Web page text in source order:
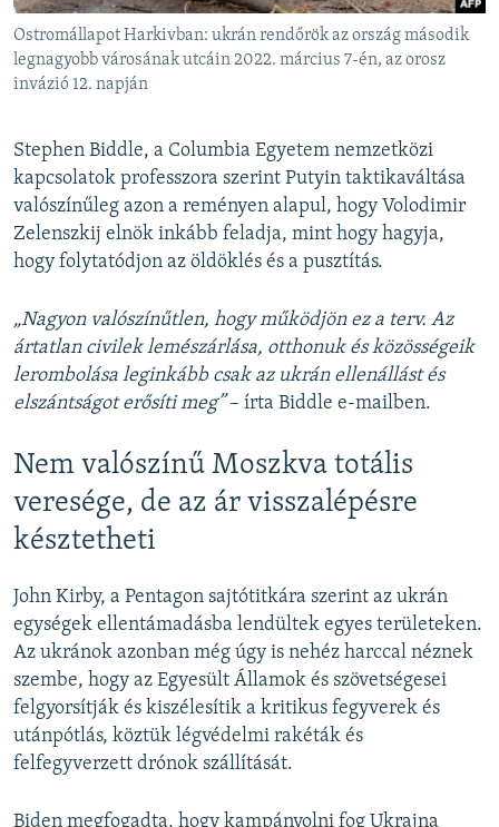
Ostromállapot Harkivban: ukrán rendőrök az ország második
legnagyobb városának utcáin 2022. március 7-én, az orosz
invázió 12. napján
Stephen Biddle, a Columbia Egyetem nemzetközi
kapcsolatok professzora szerint Putyin taktikaváltása
valószínűleg azon a reményen alapul, hogy Volodimir
Zelenszkij elnök inkább feladja, mint hogy hagyja,
hogy folytatódjon az öldöklés és a pusztítás.
„Nagyon valószínűtlen, hogy működjön ez a terv. Az
ártatlan civilek lemészárlása, otthonuk és közösségeik
lerombolása leginkább csak az ukrán ellenállást és
elszántságot erősíti meg”– írta Biddle e-mailben.
Nem valószínű Moszkva totális
veresége, de az ár visszalépésre
késztetheti
John Kirby, a Pentagon sajtótitkára szerint az ukrán
egységek ellentámadásba lendültek egyes területeken.
Az ukránok azonban még úgy is nehéz harccal néznek
szembe, hogy az Egyesült Államok és szövetségesei
felgyorsítják és kiszélesítik a kritikus fegyverek és
utánpótlás, köztük légvédelmi rakéták és
felfegyverzett drónok szállítását.
Biden megfogadta, hogy kampányolni fog Ukrajna